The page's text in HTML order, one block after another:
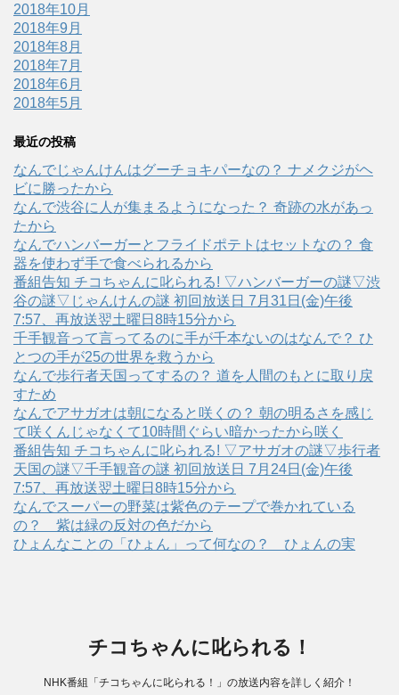
2018年10月
2018年9月
2018年8月
2018年7月
2018年6月
2018年5月
最近の投稿
なんでじゃんけんはグーチョキパーなの？ ナメクジがヘ
ビに勝ったから
なんで渋谷に人が集まるようになった？ 奇跡の水があっ
たから
なんでハンバーガーとフライドポテトはセットなの？ 食
器を使わず手で食べられるから
番組告知 チコちゃんに叱られる! ▽ハンバーガーの謎▽渋
谷の謎▽じゃんけんの謎 初回放送日 7月31日(金)午後
7:57、再放送翌土曜日8時15分から
千手観音って言ってるのに手が千本ないのはなんで？ ひ
とつの手が25の世界を救うから
なんで歩行者天国ってするの？ 道を人間のもとに取り戻
すため
なんでアサガオは朝になると咲くの？ 朝の明るさを感じ
て咲くんじゃなくて10時間ぐらい暗かったから咲く
番組告知 チコちゃんに叱られる! ▽アサガオの謎▽歩行者
天国の謎▽千手観音の謎 初回放送日 7月24日(金)午後
7:57、再放送翌土曜日8時15分から
なんでスーパーの野菜は紫色のテープで巻かれている
の？ 紫は緑の反対の色だから
ひょんなことの「ひょん」って何なの？ ひょんの実
チコちゃんに叱られる！
NHK番組「チコちゃんに叱られる！」の放送内容を詳しく紹介！